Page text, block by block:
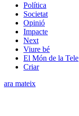
Política
Societat
Opinió
Impacte
Next
Viure bé
El Món de la Tele
Criar
ara mateix